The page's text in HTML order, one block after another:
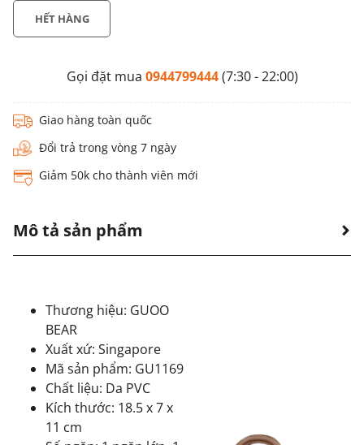
HẾT HÀNG
Gọi đặt mua 0944799444(7:30 - 22:00)
Giao hàng toàn quốc
Đổi trả trong vòng 7 ngày
Giảm 50k cho thành viên mới
Mô tả sản phẩm
Thương hiệu: GUOO
BEAR
Xuất xứ: Singapore
Mã sản phẩm: GU1169
Chất liệu: Da PVC
Kích thước: 18.5 x 7 x
11 cm